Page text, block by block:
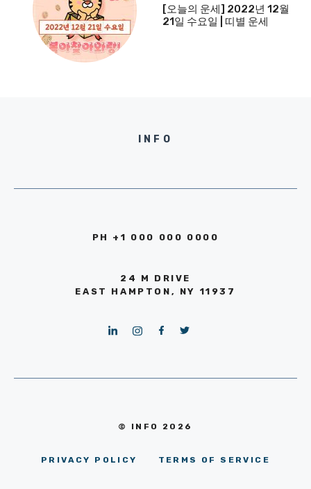
[오늘의 운세] 2022년 12월
21일 수요일 | 띠별 운세
INFO
PH +1 000 000 0000
24 M DRIVE
EAST HAMPTON, NY 11937
© INFO 2026
PRIVACY POLICY TERMS OF SERVICE